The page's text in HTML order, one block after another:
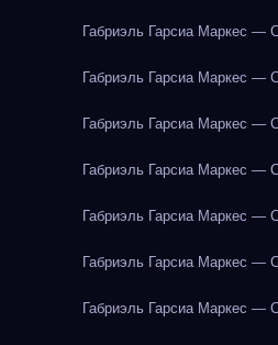
Габриэль Гарсиа Маркес —
Габриэль Гарсиа Маркес —
Габриэль Гарсиа Маркес —
Габриэль Гарсиа Маркес —
Габриэль Гарсиа Маркес —
Габриэль Гарсиа Маркес —
Габриэль Гарсиа Маркес —